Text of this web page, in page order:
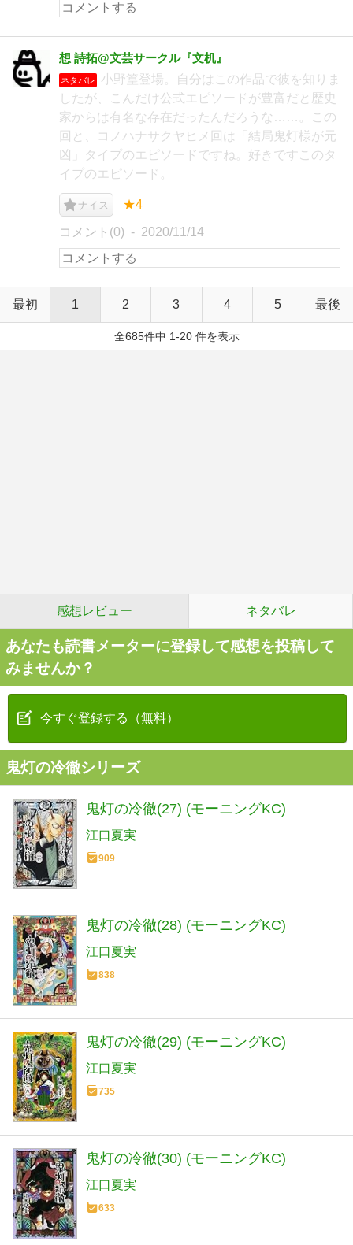
想 詩拓@文芸サークル『文机』
ネタバレ
小野篁登場。自分はこの作品で彼を知りま
したが、こんだけ公式エピソードが豊富だと歴史
家からは有名な存在だったんだろうな……。この
回と、コノハナサクヤヒメ回は「結局鬼灯様が元
凶」タイプのエピソードですね。好きですこのタ
イプのエピソード。
ナイス ★4
コメント(0) 2020/11/14
最初 1 2 3 4 5 最後
全685件中 1-20 件を表示
感想レビュー ネタバレ
あなたも読書メーターに登録して感想を投稿して
みませんか？
今すぐ登録する（無料）
鬼灯の冷徹シリーズ
鬼灯の冷徹(27) (モーニングKC)
江口夏実
909
鬼灯の冷徹(28) (モーニングKC)
江口夏実
838
鬼灯の冷徹(29) (モーニングKC)
江口夏実
735
鬼灯の冷徹(30) (モーニングKC)
江口夏実
633